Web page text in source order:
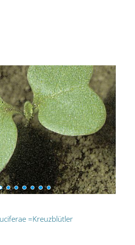
=Kreuzblütler